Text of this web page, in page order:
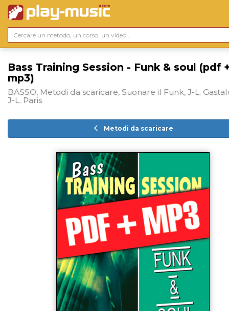
Bass Training Session - Funk & soul (pdf
mp3)
BASSO, Metodi da scaricare, Suonare il Funk, J-L.
J-L. Paris
Metodi da scaricare